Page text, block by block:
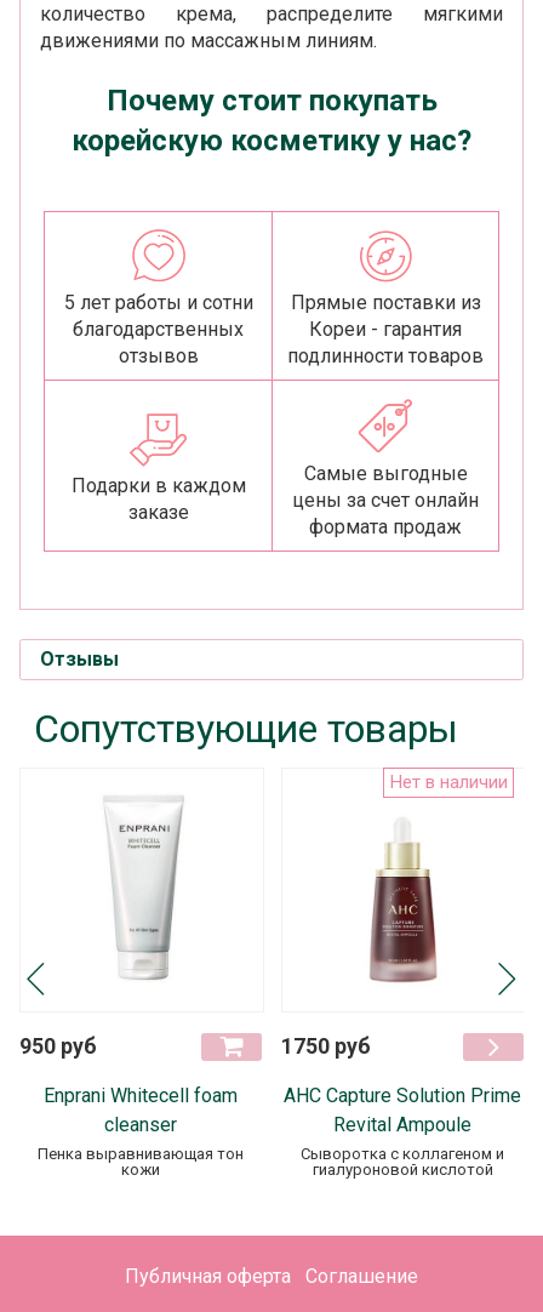
количество крема, распределите мягкими
движениями по массажным линиям.
Почему стоит покупать
корейскую косметику у нас?
5 лет работы и сотни
благодарственных
отзывов
Прямые поставки из
Кореи - гарантия
подлинности товаров
Подарки в каждом
заказе
Самые выгодные
цены за счет онлайн
формата продаж
Отзывы
Сопутствующие товары
950 руб
Enprani Whitecell foam
cleanser
Пенка выравнивающая тон
кожи
Нет в наличии
1750 руб
AHC Capture Solution Prime
Revital Ampoule
Сыворотка c коллагеном и
гиалуроновой кислотой
Публичная оферта
Соглашение